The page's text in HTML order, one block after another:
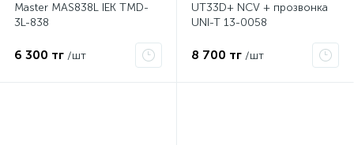
Master MAS838L IEK TMD-
3L-838
6 300 тг /шт
UT33D+ NCV + прозвонка
UNI-T 13-0058
8 700 тг /шт